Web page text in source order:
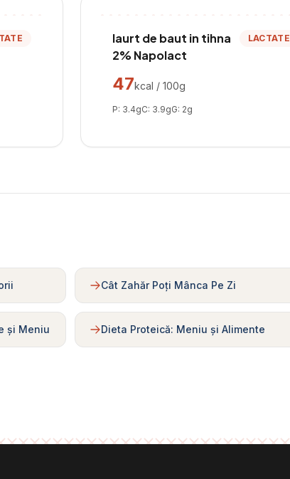
Iaurt de baut in tihna
2% Napolact
LACTATE
47kcal / 100g
P: 3.4gC: 3.9gG: 2g
Cât Zahăr Poți Mânca Pe Zi
și Meniu Dieta Proteică: Meniu și Alimente